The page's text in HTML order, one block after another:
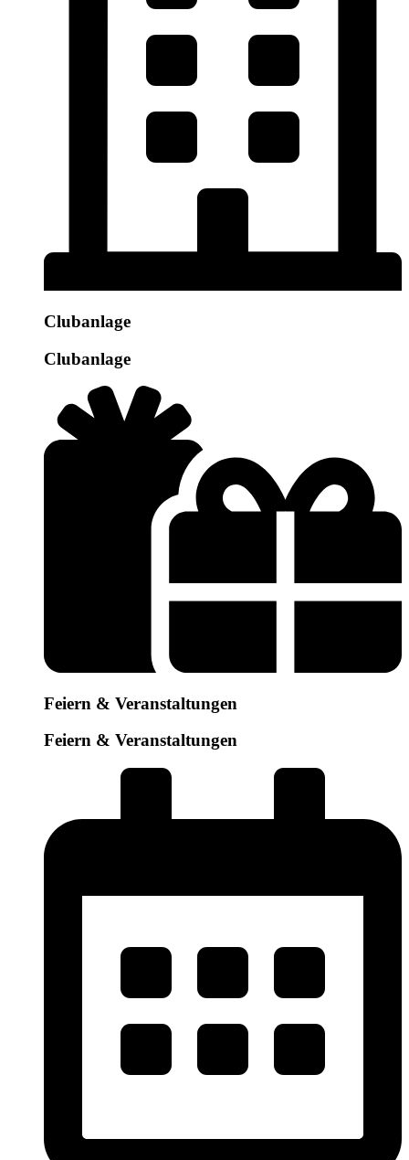
Clubanlage
Clubanlage
Feiern & Veranstaltungen
Feiern & Veranstaltungen